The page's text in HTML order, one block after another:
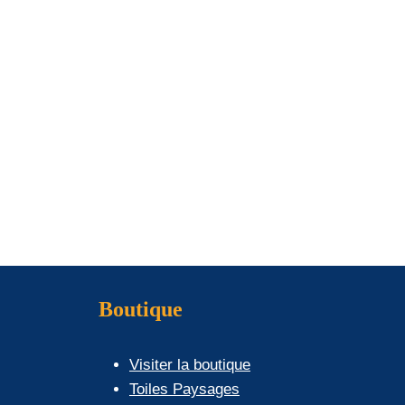
Boutique
Visiter la boutique
Toiles Paysages